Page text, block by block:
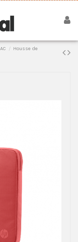
Housse de